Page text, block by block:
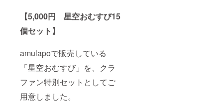
【5,000円 星空おむすび15
個セット】
amulapoで販売している
「星空おむすび」を、クラ
ファン特別セットとしてご
用意しました。